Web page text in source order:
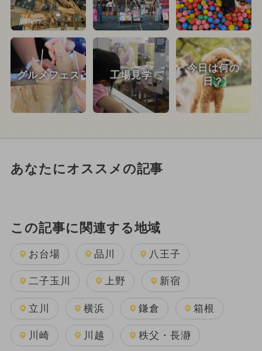
グルメフェス 工場見学
今日は何の
日？
あなたにオススメの記事
この記事に関連する地域
お台場 品川 八王子
二子玉川 上野 新宿
立川 横浜 鎌倉 箱根
川崎 川越 秩父・長瀞